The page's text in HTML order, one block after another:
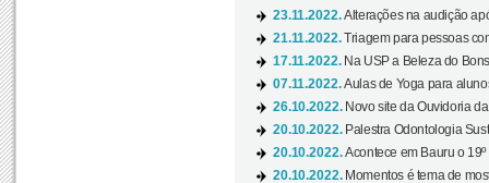
23.11.2022.Alterações na audição
21.11.2022.Triagem para pessoas
17.11.2022. Na USP a Beleza do
07.11.2022.Aulas de Yoga para
26.10.2022. Novo site da Ouvidoria
20.10.2022. Palestra Odontologia
20.10.2022.Acontece em Bauru o 19º
20.10.2022. Momentos é tema de